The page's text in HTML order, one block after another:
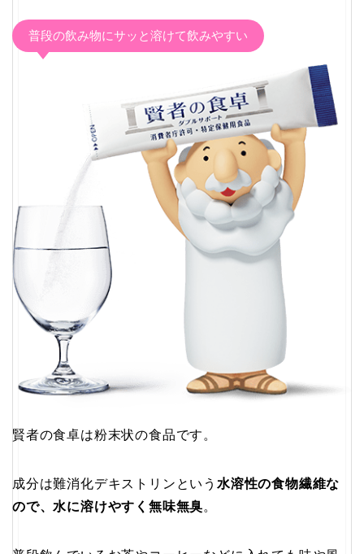
普段の飲み物にサッと溶けて飲みやすい
賢者の食卓は粉末状の食品です。
成分は難消化デキストリンという 水溶性の食物繊維な
ので、水に溶けやすく無味無臭。